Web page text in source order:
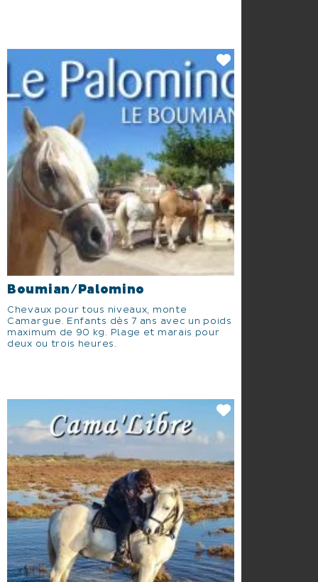
Boumian/Palomino
Chevaux pour tous niveaux, monte
Camargue. Enfants dès 7 ans avec un poids
maximum de 90 kg. Plage et marais pour
deux ou trois heures.